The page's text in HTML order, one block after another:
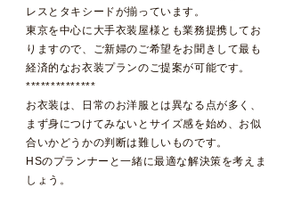
レスとタキシードが揃っています。
東京を中心に大手衣装屋様とも業務提携してお
りますので、ご新婦のご希望をお聞きして最も
経済的なお衣装プランのご提案が可能です。
**************
お衣装は、日常のお洋服とは異なる点が多く、
まず身につけてみないとサイズ感を始め、お似
合いかどうかの判断は難しいものです。
​HSのプランナーと一緒に最適な解決策を考えま
しょう。